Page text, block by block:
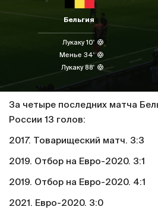
Бельгия
Лукаку 10'
Менье 34'
Лукаку 88'
За четыре последних матча
России 13 голов:
2017. Товарищеский матч. 3:3
2019. Отбор на Евро-2020. 3:1
2019. Отбор на Евро-2020. 4:1
2021. Евро-2020. 3:0